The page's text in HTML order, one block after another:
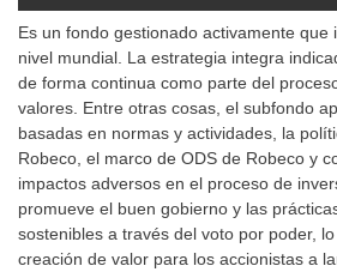
Es un fondo gestionado activamente que
nivel mundial. La estrategia integra
de forma continua como parte del
valores. Entre otras cosas, el subfondo
basadas en normas y actividades, la
Robeco, el marco de ODS de Robeco y
impactos adversos en el proceso de
promueve el buen gobierno y las
sostenibles a través del voto por poder,
creación de valor para los accionistas a